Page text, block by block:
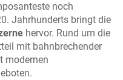
noch
Jahrhunderts bringt die
hervor. Rund um die
mit bahnbrechender
modernen